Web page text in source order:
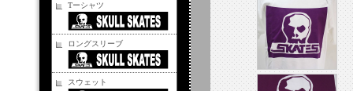
Tーシャツ
ロングスリーブ
スウェット